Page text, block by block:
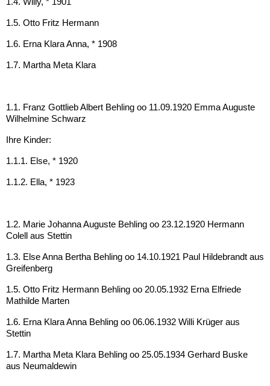
1.5. Otto Fritz Hermann
1.6. Erna Klara Anna, * 1908
1.7. Martha Meta Klara
1.1. Franz Gottlieb Albert Behling oo 11.09.1920 Emma Auguste
Wilhelmine Schwarz
Ihre Kinder:
1.1.1. Else, * 1920
1.1.2. Ella, * 1923
1.2. Marie Johanna Auguste Behling oo 23.12.1920 Hermann
Colell aus Stettin
1.3. Else Anna Bertha Behling oo 14.10.1921 Paul Hildebrandt aus
Greifenberg
1.5. Otto Fritz Hermann Behling oo 20.05.1932 Erna Elfriede
Mathilde Marten
1.6. Erna Klara Anna Behling oo 06.06.1932 Willi Krüger aus
Stettin
1.7. Martha Meta Klara Behling oo 25.05.1934 Gerhard Buske
aus Neumaldewin